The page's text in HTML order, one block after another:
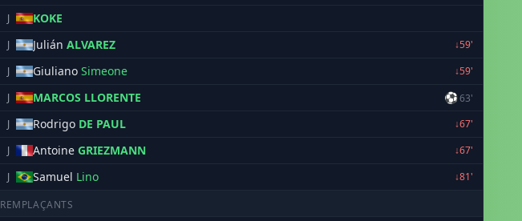
J KOKE
J Julián ALVAREZ
↓59'
J
Giuliano Simeone
↓59'
J
MARCOS LLORENTE ⚽63'
J
Rodrigo DE PAUL
↓67'
J
Antoine GRIEZMANN
↓67'
J
Samuel Lino ↓81'
REMPLAÇANTS